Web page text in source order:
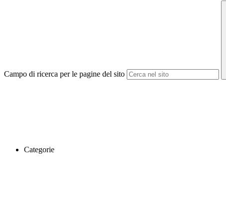
Campo di ricerca per le pagine del sito
Categorie